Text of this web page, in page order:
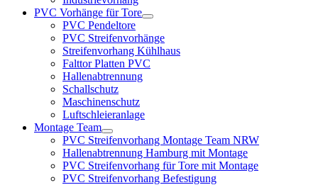
PVC Vorhänge für Tore
PVC Pendeltore
PVC Streifenvorhänge
Streifenvorhang Kühlhaus
Falttor Platten PVC
Hallenabtrennung
Schallschutz
Maschinenschutz
Luftschleieranlage
Montage Team
PVC Streifenvorhang Montage Team NRW
Hallenabtrennung Hamburg mit Montage
PVC Streifenvorhang für Tore mit Montage
PVC Streifenvorhang Befestigung